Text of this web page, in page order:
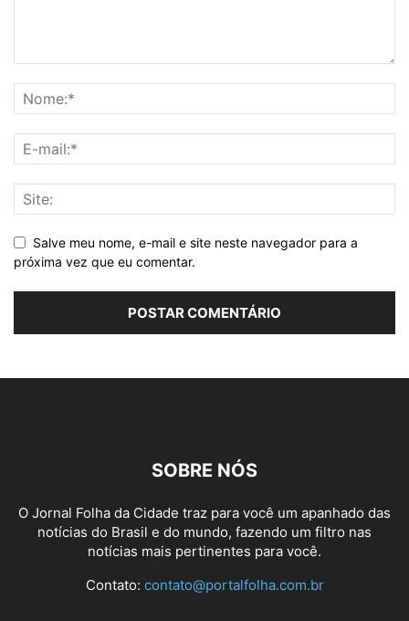
Salve meu nome, e-mail e site neste navegador para a
próxima vez que eu comentar.
SOBRE NÓS
O Jornal Folha da Cidade traz para você um apanhado das
notícias do Brasil e do mundo, fazendo um filtro nas
notícias mais pertinentes para você.
Contato: contato@portalfolha.com.br